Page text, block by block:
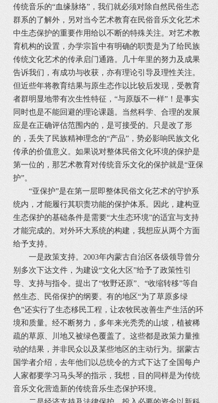
传统音乐的“血缘脉络”，我们就必须对除自然民俗生态
群系的了解外，另对当今艺术教育在民俗音乐文化艺术
中生态保护的重要作用给以不断的特殊关注。对艺术教
育机构的设置，办学宗旨中有明确的职责是为了给民族
传统文化艺术的传承启门通路。几十年里的努力及成果
告诉我们，有成功与收获，亦有理论引导及理性关注。
但近些年将教育结果与原生态作以比较后发现，受教育
者群明显地带有次生性特征，“与原版不一样”！是事实
同时也是不能回避的理论课题。当然科学、合理的发展
应是在正确评估范围内的，是可接受的。只是改了形
的，丢失了民族精神理念的“产品”，势必影响民族文化
传承的价值意义。如果说对整体民俗文化环境的保护是
第一位的，那艺术教育对传统音乐文化的保护就是“亚保
护”。
“亚保护”是在第一层即整体民俗文化艺术的守护系
统内，才能履行其职责功能的保护体系。因此，建构亚
生态保护的基础条件是需要“大生态环境”的适宜与支持
才能完成的。对外环大系统的构建，我想应从两个方面
给予支持。
一是政策支持。2003年内蒙古自治区各级领导曾分
别多次下达文件，为建设“文化大区”给予了政策性引
导、支持与指令。提出了“牧野还原”、“收缩转移”等自
然生态、民俗保护的纲要。有的地区“为了草原多绿
色”还实行了生态移民工程，让农牧民改善生产生活的环
境和质量。经不断努力，多年来光秃秃的山坡，植被稀
疏的草原、川地又被绿色覆盖了。这些都是政策力量推
动的结果，并非民众以及某些地区的主动行为。据蒙古
国学者介绍，去年他们以总统令的方式下达了全国每户
人家都要学习马头琴的指示，我想，目的同样是为传统
音乐文化营造新的传统音乐生态保护环境。